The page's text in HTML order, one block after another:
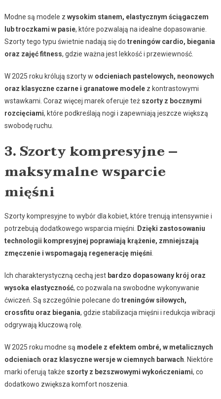
Modne są modele z wysokim stanem, elastycznym ściągaczem
lub troczkami w pasie, które pozwalają na idealne dopasowanie.
Szorty tego typu świetnie nadają się do treningów cardio, biegania
oraz zajęć fitness, gdzie ważna jest lekkość i przewiewność.
W 2025 roku królują szorty w odcieniach pastelowych, neonowych
oraz klasyczne czarne i granatowe modelez kontrastowymi
wstawkami. Coraz więcej marek oferuje też szorty z bocznymi
rozcięciami, które podkreślają nogi i zapewniają jeszcze większą
swobodę ruchu.
3. Szorty kompresyjne –
maksymalne wsparcie
mięśni
Szorty kompresyjne to wybór dla kobiet, które trenują intensywnie i
potrzebują dodatkowego wsparcia mięśni. Dzięki zastosowaniu
technologii kompresyjnej poprawiają krążenie, zmniejszają
zmęczenie i wspomagają regenerację mięśni.
Ich charakterystyczną cechą jest bardzo dopasowany krój oraz
wysoka elastyczność, co pozwala na swobodne wykonywanie
ćwiczeń. Są szczególnie polecane do treningów siłowych,
crossfitu oraz biegania, gdzie stabilizacja mięśni i redukcja wibracji
odgrywają kluczową rolę.
W 2025 roku modne są modele z efektem ombré, w metalicznych
odcieniach oraz klasyczne wersje w ciemnych barwach. Niektóre
marki oferują także szorty z bezszwowymi wykończeniami, co
dodatkowo zwiększa komfort noszenia.